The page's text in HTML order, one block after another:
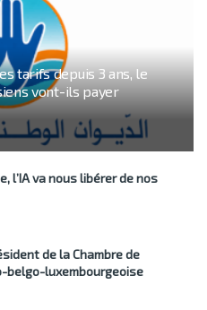
tarifs depuis 3 ans, le
vont-ils payer
l’IA va nous libérer de nos
de la Chambre de
belgo-luxembourgeoise